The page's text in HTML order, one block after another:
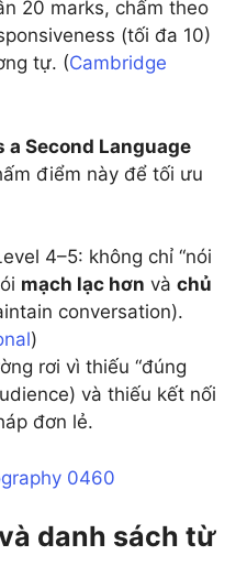
20 marks, chấm theo
(tối đa 10)
tự. (Cambridge
a Second Language
điểm này để tối ưu
4–5: không chỉ “nói
mạch lạc hơn và chủ
conversation).
)
rơi vì thiếu “đúng
và thiếu kết nối
đơn lẻ.
0460
danh sách từ